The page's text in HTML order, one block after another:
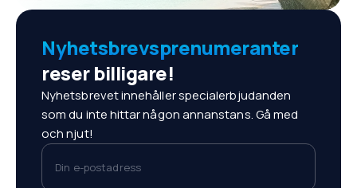
Nyhetsbrevsprenumeranter
reser billigare!
Nyhetsbrevet innehåller specialerbjudanden
som du inte hittar någon annanstans. Gå med
och njut!
Din e-postadress